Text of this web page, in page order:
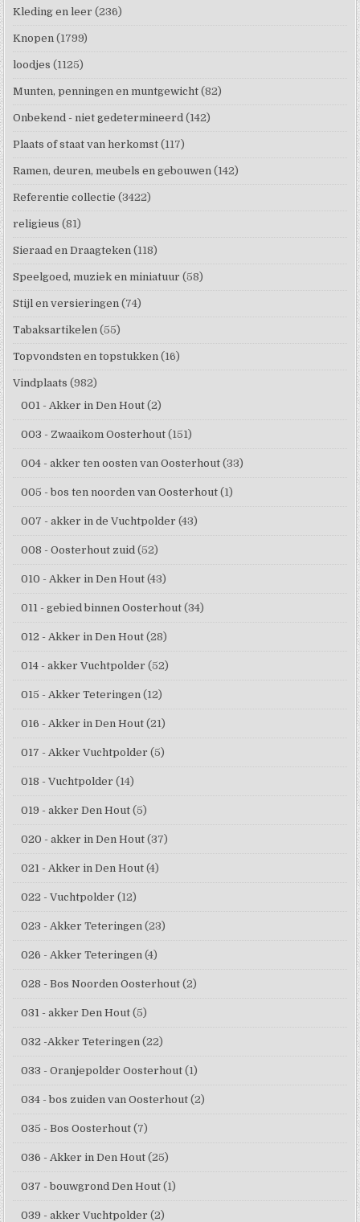
Kleding en leer (236)
Knopen (1799)
loodjes (1125)
Munten, penningen en muntgewicht (82)
Onbekend - niet gedetermineerd (142)
Plaats of staat van herkomst (117)
Ramen, deuren, meubels en gebouwen (142)
Referentie collectie (3422)
religieus (81)
Sieraad en Draagteken (118)
Speelgoed, muziek en miniatuur (58)
Stijl en versieringen (74)
Tabaksartikelen (55)
Topvondsten en topstukken (16)
Vindplaats (982)
001 - Akker in Den Hout (2)
003 - Zwaaikom Oosterhout (151)
004 - akker ten oosten van Oosterhout (33)
005 - bos ten noorden van Oosterhout (1)
007 - akker in de Vuchtpolder (43)
008 - Oosterhout zuid (52)
010 - Akker in Den Hout (43)
011 - gebied binnen Oosterhout (34)
012 - Akker in Den Hout (28)
014 - akker Vuchtpolder (52)
015 - Akker Teteringen (12)
016 - Akker in Den Hout (21)
017 - Akker Vuchtpolder (5)
018 - Vuchtpolder (14)
019 - akker Den Hout (5)
020 - akker in Den Hout (37)
021 - Akker in Den Hout (4)
022 - Vuchtpolder (12)
023 - Akker Teteringen (23)
026 - Akker Teteringen (4)
028 - Bos Noorden Oosterhout (2)
031 - akker Den Hout (5)
032 -Akker Teteringen (22)
033 - Oranjepolder Oosterhout (1)
034 - bos zuiden van Oosterhout (2)
035 - Bos Oosterhout (7)
036 - Akker in Den Hout (25)
037 - bouwgrond Den Hout (1)
039 - akker Vuchtpolder (2)